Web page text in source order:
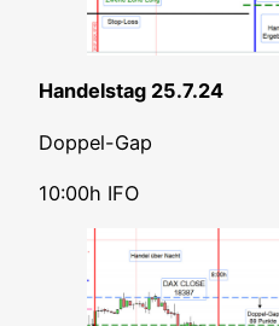
Han­dels­tag 25.7.24
Dop­pel-Gap
10:00h IFO